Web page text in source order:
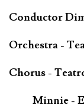
Conductor
Orchestra -
Chorus -
Minnie -